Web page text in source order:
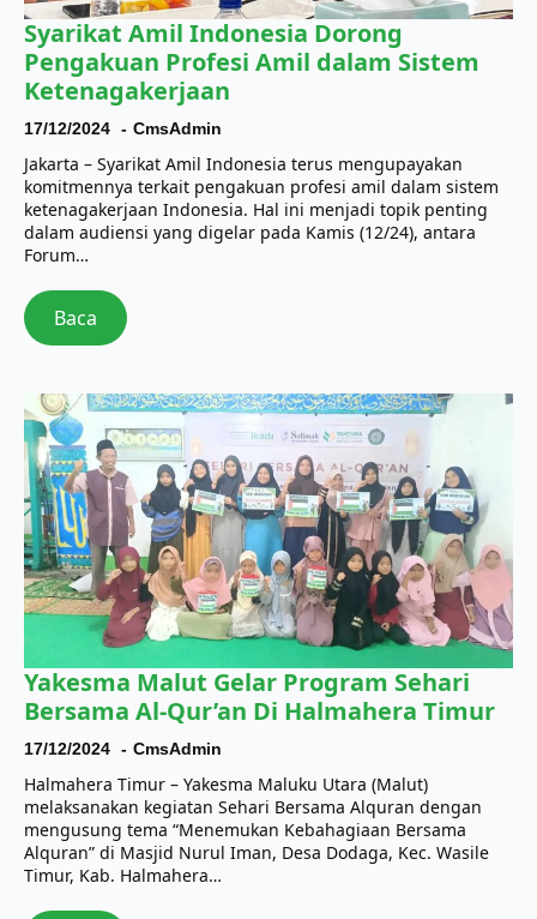
Syarikat Amil Indonesia Dorong
Pengakuan Profesi Amil dalam Sistem
Ketenagakerjaan
17/12/2024 CmsAdmin
Jakarta – Syarikat Amil Indonesia terus mengupayakan
komitmennya terkait pengakuan profesi amil dalam sistem
ketenagakerjaan Indonesia. Hal ini menjadi topik penting
dalam audiensi yang digelar pada Kamis (12/24), antara
Forum…
Baca
Yakesma Malut Gelar Program Sehari
Bersama Al-Qur’an Di Halmahera Timur
17/12/2024 CmsAdmin
Halmahera Timur – Yakesma Maluku Utara (Malut)
melaksanakan kegiatan Sehari Bersama Alquran dengan
mengusung tema “Menemukan Kebahagiaan Bersama
Alquran” di Masjid Nurul Iman, Desa Dodaga, Kec. Wasile
Timur, Kab. Halmahera…